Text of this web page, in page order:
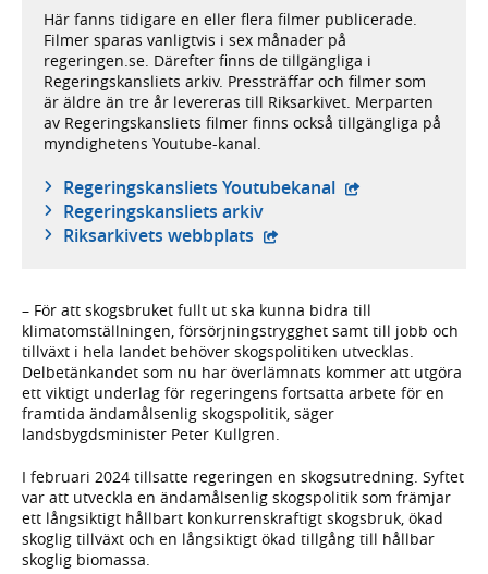
Här fanns tidigare en eller flera filmer publicerade.
Filmer sparas vanligtvis i sex månader på
regeringen.se. Därefter finns de tillgängliga i
Regeringskansliets arkiv. Pressträffar och filmer som
är äldre än tre år levereras till Riksarkivet. Merparten
av Regeringskansliets filmer finns också tillgängliga på
myndighetens Youtube-kanal.
Regeringskansliets Youtubekanal - extern
Regeringskansliets arkiv
Riksarkivets webbplats - extern webbplats,
– För att skogsbruket fullt ut ska kunna bidra till
klimatomställningen, försörjningstrygghet samt till jobb och
tillväxt i hela landet behöver skogspolitiken utvecklas.
Delbetänkandet som nu har överlämnats kommer att utgöra
ett viktigt underlag för regeringens fortsatta arbete för en
framtida ändamålsenlig skogspolitik, säger
landsbygdsminister Peter Kullgren.
I februari 2024 tillsatte regeringen en skogsutredning. Syftet
var att utveckla en ändamålsenlig skogspolitik som främjar
ett långsiktigt hållbart konkurrenskraftigt skogsbruk, ökad
skoglig tillväxt och en långsiktigt ökad tillgång till hållbar
skoglig biomassa.